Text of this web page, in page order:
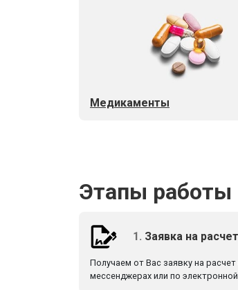
Медикаменты
Этапы работы
1. Заявка на
Получаем от Вас заявку на
мессенджерах или по электронной